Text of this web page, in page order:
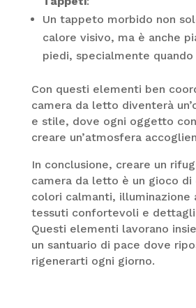
Un tappeto morbido non
calore visivo, ma è anche
piedi, specialmente
Con questi elementi ben
camera da letto diventerà
e stile, dove ogni oggetto
creare un’atmosfera
In conclusione, creare un
camera da letto è un gioco
colori calmanti, illuminazione
tessuti confortevoli e
Questi elementi lavorano
un santuario di pace dove
rigenerarti ogni giorno.